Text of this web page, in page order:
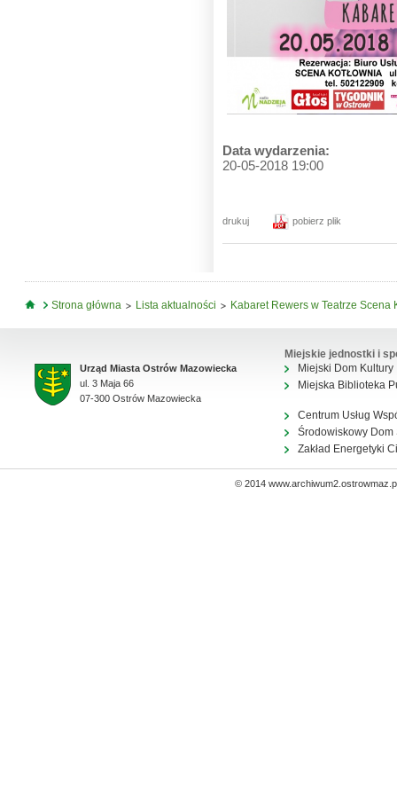
Data wydarzenia:
20-05-2018 19:00
drukuj pobierz plik
Jesteś tutaj
Strona główna Lista aktualności Kabaret Rewers w Teatrze Scena
Urząd Miasta Ostrów Mazowiecka
ul. 3 Maja 66
07-300 Ostrów Mazowiecka
Miejskie jednostki i
Miejski Dom Kultury
Miejska Biblioteka
Centrum Usług
Środowiskowy Dom
Zakład Energetyki
© 2014